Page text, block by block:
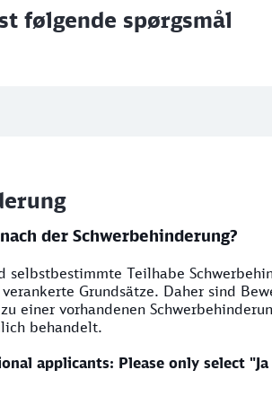
følgende spørgsmål
der Schwerbehinderung?
selbstbestimmte Teilhabe
Grundsätze. Daher sind
einer vorhandenen
behandelt.
applicants: Please only select